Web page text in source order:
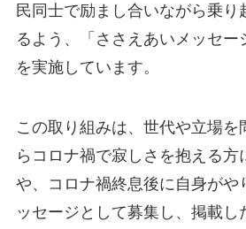
民同士で励まし合いながら乗り
るよう、「ささえあいメッセー
を実施しています。
この取り組みは、世代や立場を
らコロナ禍で寂しさを抱える方
や、コロナ禍終息後に自身がや
ッセージとして募集し、掲載し